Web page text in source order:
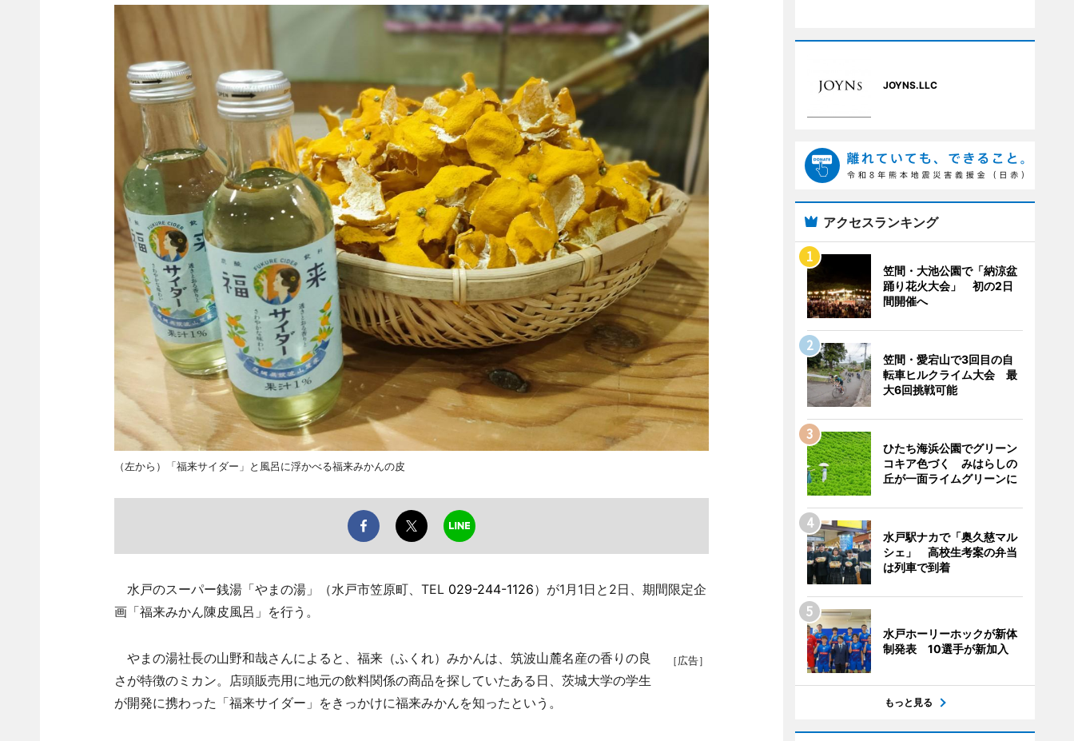
（左から）「福来サイダー」と風呂に浮かべる福来みかんの皮
水戸のスーパー銭湯「やまの湯」（水戸市笠原町、TEL 029-244-1126）が1月1日と2日、期間限定企
画「福来みかん陳皮風呂」を行う。
［広告］
やまの湯社長の山野和哉さんによると、福来（ふくれ）みかんは、筑波山麓名産の香りの良
さが特徴のミカン。店頭販売用に地元の飲料関係の商品を探していたある日、茨城大学の学生
が開発に携わった「福来サイダー」をきっかけに福来みかんを知ったという。
JOYNS.LLC
アクセスランキング
笠間・大池公園で「納涼盆
踊り花火大会」 初の2日
間開催へ
笠間・愛宕山で3回目の自
転車ヒルクライム大会 最
大6回挑戦可能
ひたち海浜公園でグリーン
コキア色づく みはらしの
丘が一面ライムグリーンに
水戸駅ナカで「奥久慈マル
シェ」 高校生考案の弁当
は列車で到着
水戸ホーリーホックが新体
制発表 10選手が新加入
もっと見る